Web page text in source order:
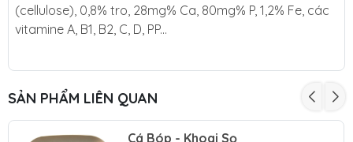
(cellulose), 0,8% tro, 28mg% Ca, 80mg% P, 1,2% Fe, các
vitamine A, B1, B2, C, D, PP...
SẢN PHẨM LIÊN QUAN
Cá Bóp - Khoai Sọ